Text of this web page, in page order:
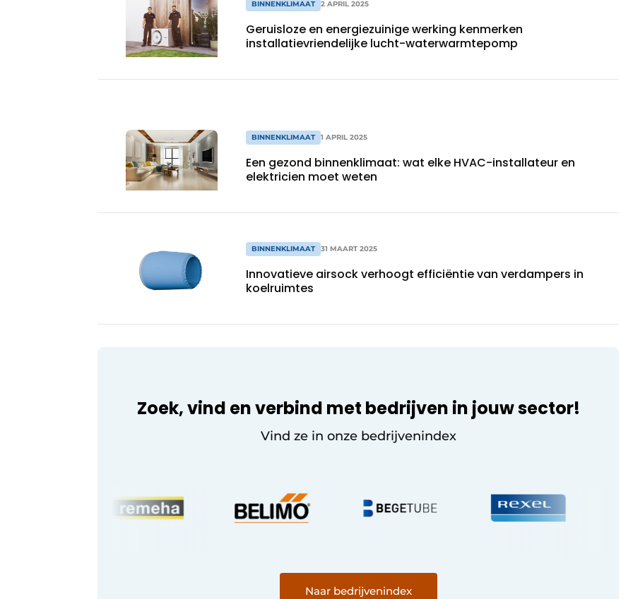
BINNENKLIMAAT 2 APRIL 2025
Geruisloze en energiezuinige werking kenmerken
installatievriendelijke lucht-waterwarmtepomp
BINNENKLIMAAT 1 APRIL 2025
Een gezond binnenklimaat: wat elke HVAC-installateur en
elektricien moet weten
BINNENKLIMAAT 31 MAART 2025
Innovatieve airsock verhoogt efficiëntie van verdampers in
koelruimtes
Zoek, vind en verbind met bedrijven in jouw sector!
Vind ze in onze bedrijvenindex
Naar bedrijvenindex